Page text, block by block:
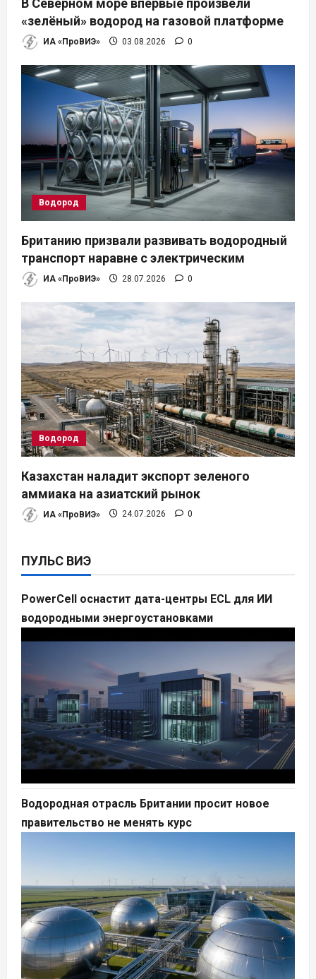
и
с
я
м
В Северном море впервые произвели
«зелёный» водород на газовой платформе
ИА «ПроВИЭ» 03.08.2026 0
Водород
Британию призвали развивать водородный
транспорт наравне с электрическим
ИА «ПроВИЭ» 28.07.2026 0
Водород
Казахстан наладит экспорт зеленого
аммиака на азиатский рынок
ИА «ПроВИЭ» 24.07.2026 0
ПУЛЬС ВИЭ
PowerCell оснастит дата-центры ECL для ИИ
водородными энергоустановками
Водородная отрасль Британии просит новое
правительство не менять курс